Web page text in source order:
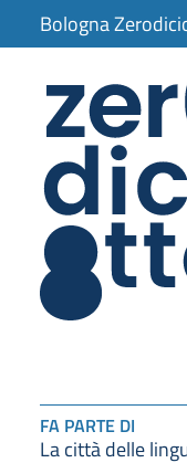
Bologna
FA PARTE DI
La città delle